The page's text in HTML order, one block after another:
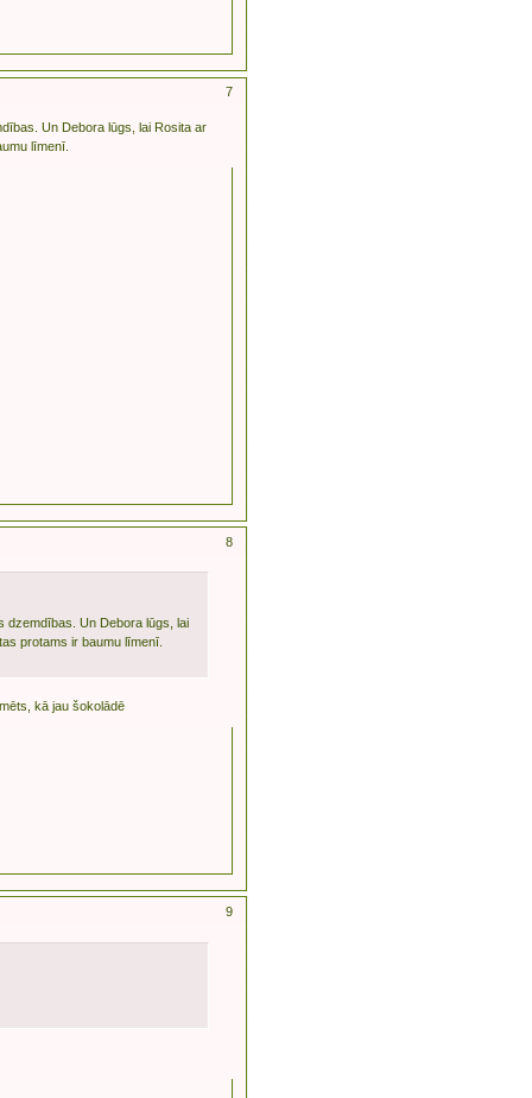
7
Un Debora lūgs, lai Rosita ar
līmenī.
8
dzemdības. Un Debora lūgs, lai
protams ir baumu līmenī.
kā jau šokolādē
9